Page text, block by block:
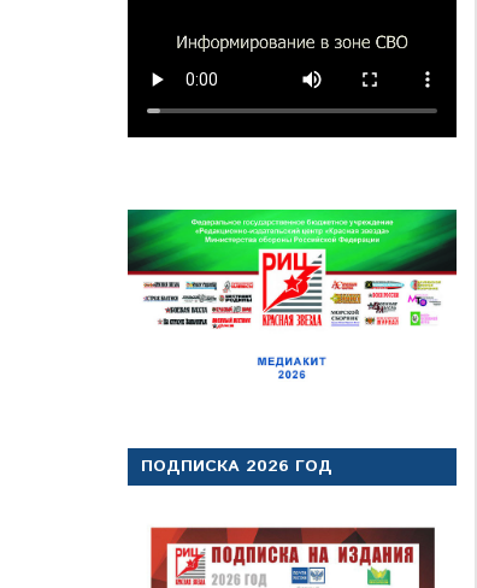
ПОДПИСКА 2026 ГОД